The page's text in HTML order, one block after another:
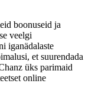
boonuseid ja
veelgi
iganädalaste
et suurendada
üks parimaid
online